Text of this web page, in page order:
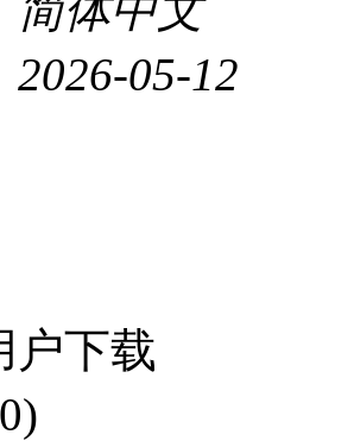
2026-05-12
户下载